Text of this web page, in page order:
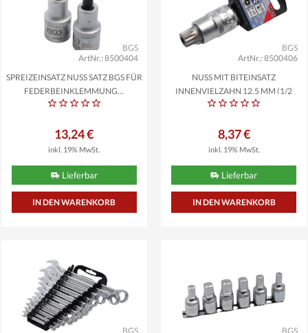
ArtNr.: 8500404
BGS
SPREIZEINSATZ NUSS SATZ BGS FÜR
FEDERBEINKLEMMUNG...
13,24 €
inkl. 19% MwSt.
Lieferbar
ArtNr.: 8500406
BGS
NUSS MIT BITEINSATZ
INNENVIELZAHN 12,5 MM (1/2
ZOLL)...
8,37 €
inkl. 19% MwSt.
Lieferbar
BGS BGS